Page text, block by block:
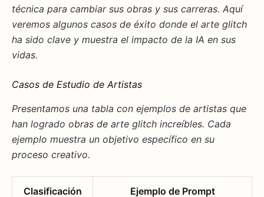
técnica para cambiar sus obras y sus carreras. Aquí
veremos algunos casos de éxito donde el arte glitch
ha sido clave y muestra el impacto de la IA en sus
vidas.
Casos de Estudio de Artistas
Presentamos una tabla con ejemplos de artistas que
han logrado obras de arte glitch increíbles. Cada
ejemplo muestra un objetivo específico en su
proceso creativo.
Clasificación Ejemplo de Prompt